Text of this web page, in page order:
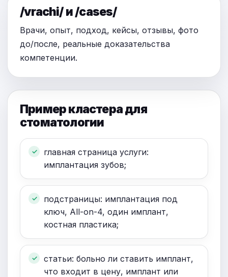
/vrachi/ и /cases/
Врачи, опыт, подход, кейсы, отзывы, фото
до/после, реальные доказательства
компетенции.
Пример кластера для
стоматологии
главная страница услуги:
имплантация зубов;
подстраницы: имплантация под
ключ, All-on-4, один имплант,
костная пластика;
статьи: больно ли ставить имплант,
что входит в цену, имплант или